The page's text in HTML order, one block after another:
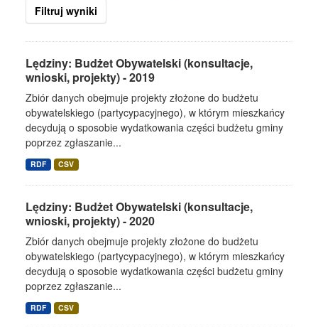
Filtruj wyniki
Lędziny: Budżet Obywatelski (konsultacje,
wnioski, projekty) - 2019
Zbiór danych obejmuje projekty złożone do budżetu
obywatelskiego (partycypacyjnego), w którym mieszkańcy
decydują o sposobie wydatkowania części budżetu gminy
poprzez zgłaszanie...
RDF CSV
Lędziny: Budżet Obywatelski (konsultacje,
wnioski, projekty) - 2020
Zbiór danych obejmuje projekty złożone do budżetu
obywatelskiego (partycypacyjnego), w którym mieszkańcy
decydują o sposobie wydatkowania części budżetu gminy
poprzez zgłaszanie...
RDF CSV